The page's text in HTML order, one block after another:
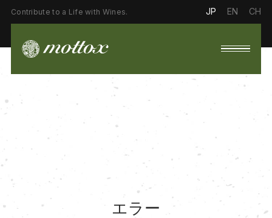
Contribute to a Life with Wines. JP EN CH
エラー